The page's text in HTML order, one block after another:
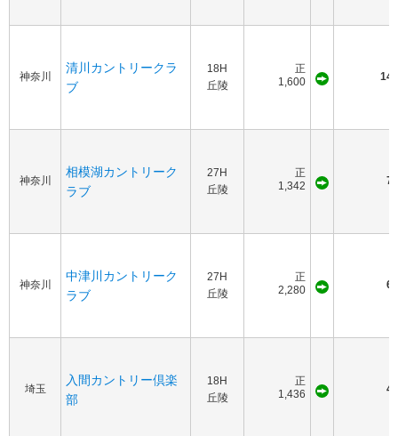
神奈川
清川カントリークラ
ブ
18H
丘陵
正
1,600
神奈川
相模湖カントリーク
ラブ
27H
丘陵
正
1,342
神奈川
中津川カントリーク
ラブ
27H
丘陵
正
2,280
埼玉
入間カントリー倶楽
部
18H
丘陵
正
1,436